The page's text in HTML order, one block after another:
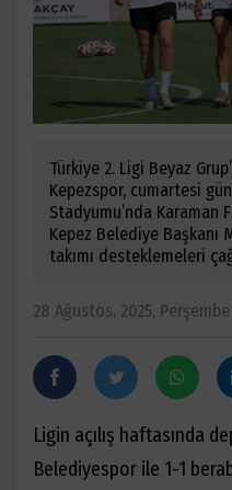
Türkiye 2. Ligi Beyaz
Kepezspor, cumartesi
Stadyumu’nda Karaman
Kepez Belediye
takımı desteklemeleri
28 Ağustos, 2025, Perşembe
Ligin açılış haftasında
Belediyespor ile 1-1